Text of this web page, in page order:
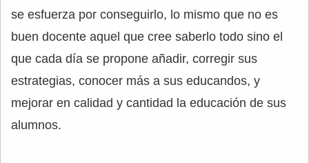
se esfuerza por conseguirlo, lo mismo que no es
buen docente aquel que cree saberlo todo sino el
que cada día se propone añadir, corregir sus
estrategias, conocer más a sus educandos, y
mejorar en calidad y cantidad la educación de sus
alumnos.